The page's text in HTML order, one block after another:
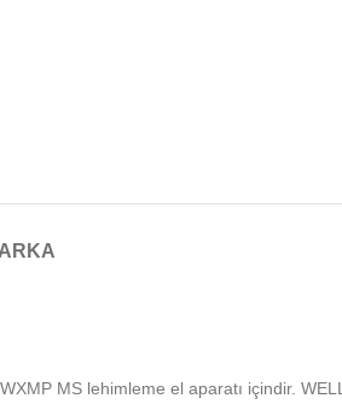
MS lehimleme el aparatı içindir.